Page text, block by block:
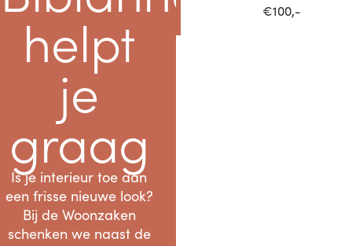
helpt
je
graag
Is je interieur toe aan
een frisse nieuwe look?
Bij de Woonzaken
schenken we naast de
€100,-